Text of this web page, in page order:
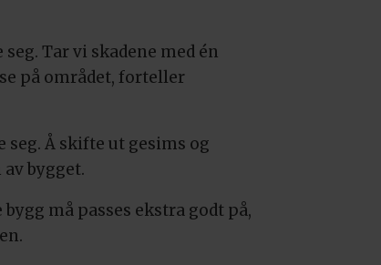
Tar vi skadene med én
på området, forteller
Å skifte ut gesims og
bygget.
bygg må passes ekstra godt på,